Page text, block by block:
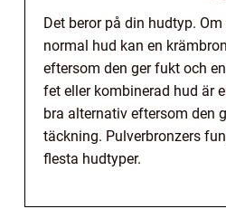
Det beror på din hudtyp.
normal hud kan en
eftersom den ger fukt och
fet eller kombinerad hud är
bra alternativ eftersom den
täckning. Pulverbronzers
flesta hudtyper.